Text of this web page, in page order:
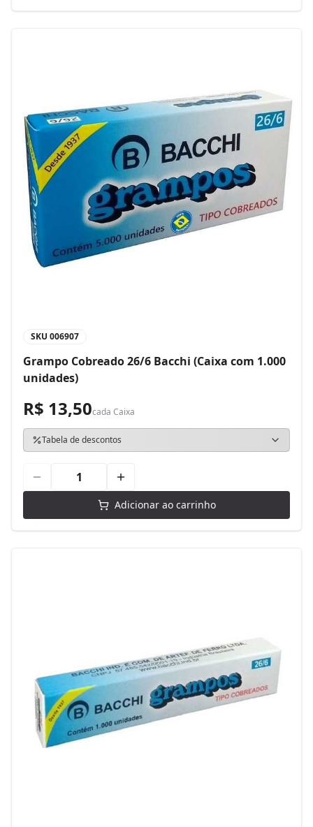
SKU 006907
Grampo Cobreado 26/6 Bacchi (Caixa com 1.000
unidades)
R$ 13,50cada Caixa
Tabela de descontos
Adicionar ao carrinho